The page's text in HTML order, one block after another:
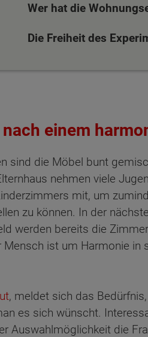
Wer hat die
Die Freiheit des
einem
sind die Möbel bunt
nehmen viele
mit, um
zu können. In der
werden bereits die
Mensch ist um Harmonie in
, meldet sich das
es sich wünscht.
Auswahlmöglichkeit die